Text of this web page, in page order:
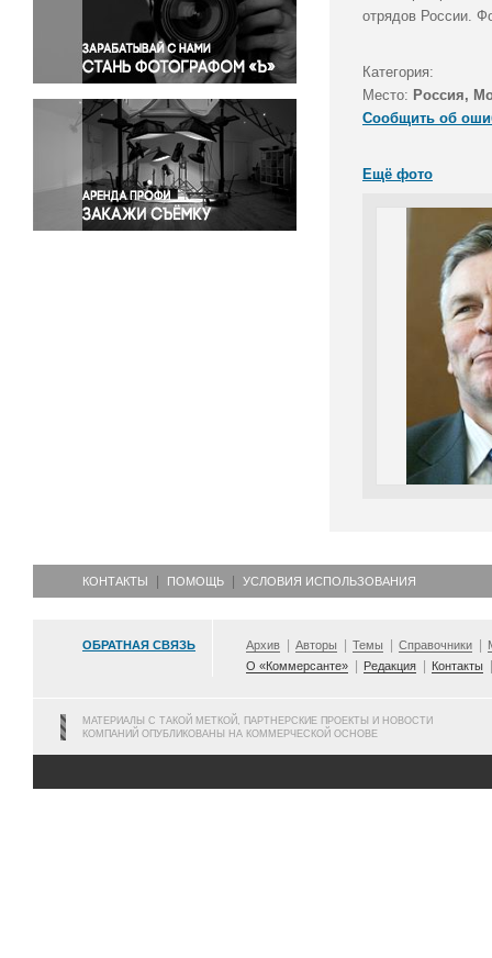
Правосудие
Происшествия и конфликты
Религия
Светская жизнь
Спорт
Экология
Экономика и бизнес
отрядов России.
Категория:
Место: Россия,
Сообщить об
Ещё фото
КОНТАКТЫ ПОМОЩЬ УСЛОВИЯ ИСПОЛЬЗОВАНИЯ
ОБРАТНАЯ СВЯЗЬ Архив Авторы Темы Справочники
О «Коммерсанте»
Редакция Контакты
МАТЕРИАЛЫ С ТАКОЙ МЕТКОЙ, ПАРТНЕРСКИЕ ПРОЕКТЫ И НОВОСТИ
КОМПАНИЙ ОПУБЛИКОВАНЫ НА КОММЕРЧЕСКОЙ ОСНОВЕ